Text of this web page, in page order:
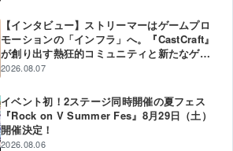
【インタビュー】ストリーマーはゲームプロ
モーションの「インフラ」へ。『CastCraft』
が創り出す熱狂的コミュニティと新たなゲー
ムPR戦略
2026.08.07
イベント初！2ステージ同時開催の夏フェス
『Rock on V Summer Fes』8月29日（土）
開催決定！
2026.08.06